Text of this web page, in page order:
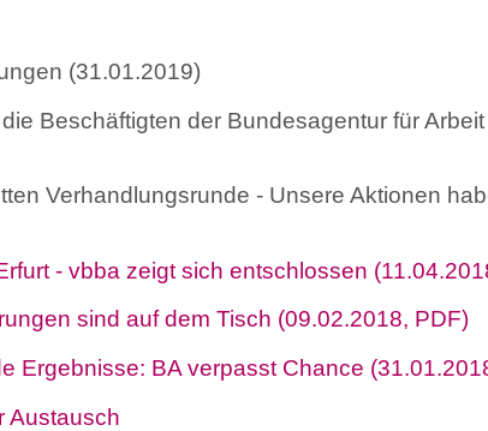
(31.01.2019)
Beschäftigten der Bundesagentur für Arbeit
Verhandlungsrunde - Unsere Aktionen
- vbba zeigt sich entschlossen
sind auf dem Tisch (09.02.2018, PDF)
Ergebnisse: BA verpasst Chance
Austausch